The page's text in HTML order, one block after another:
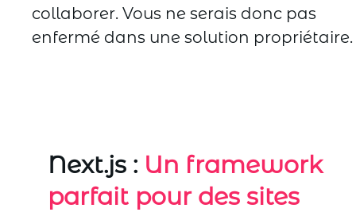
collaborer. Vous ne serais donc pas
enfermé dans une solution propriétaire.
Next.js : Un framework
parfait pour des sites